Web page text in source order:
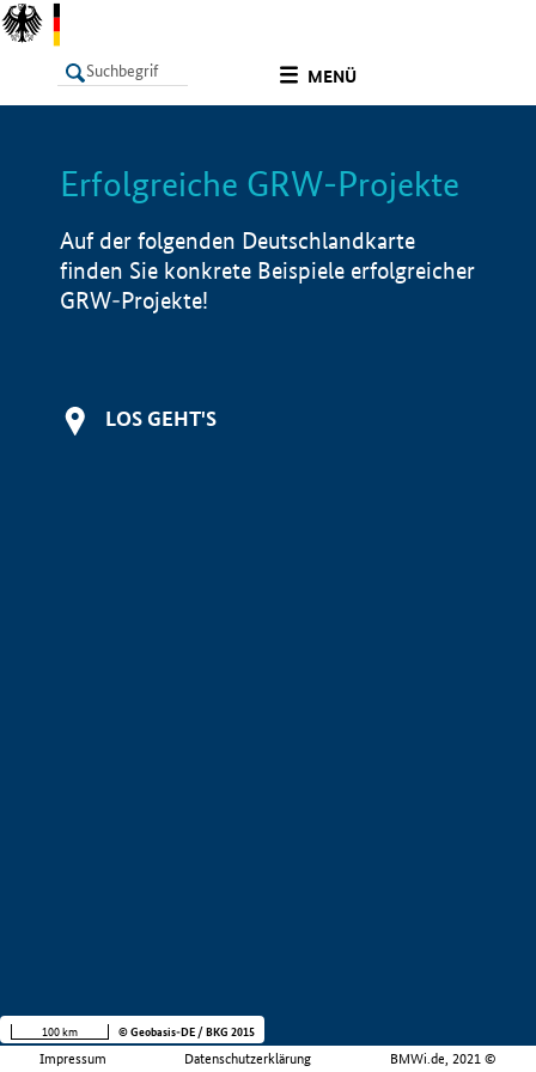
MENÜ
LISTE Info
Erfolgreiche GRW-Projekte
Auf der folgenden Deutschlandkarte
finden Sie konkrete Beispiele erfolgreicher
GRW-Projekte!
LOS GEHT'S
Impressum Datenschutzerklärung BMWi.de, 2021 ©
100 km © Geobasis-DE / BKG 2015